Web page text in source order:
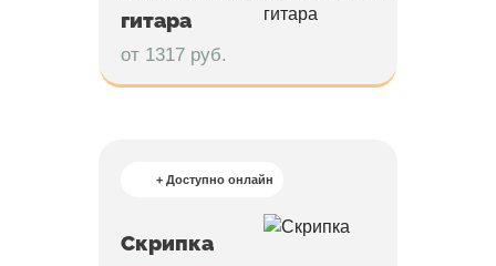
гитара
от 1317 руб.
+ Доступно онлайн
Скрипка